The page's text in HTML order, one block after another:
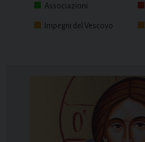
Associazioni
Impegni del Vescovo